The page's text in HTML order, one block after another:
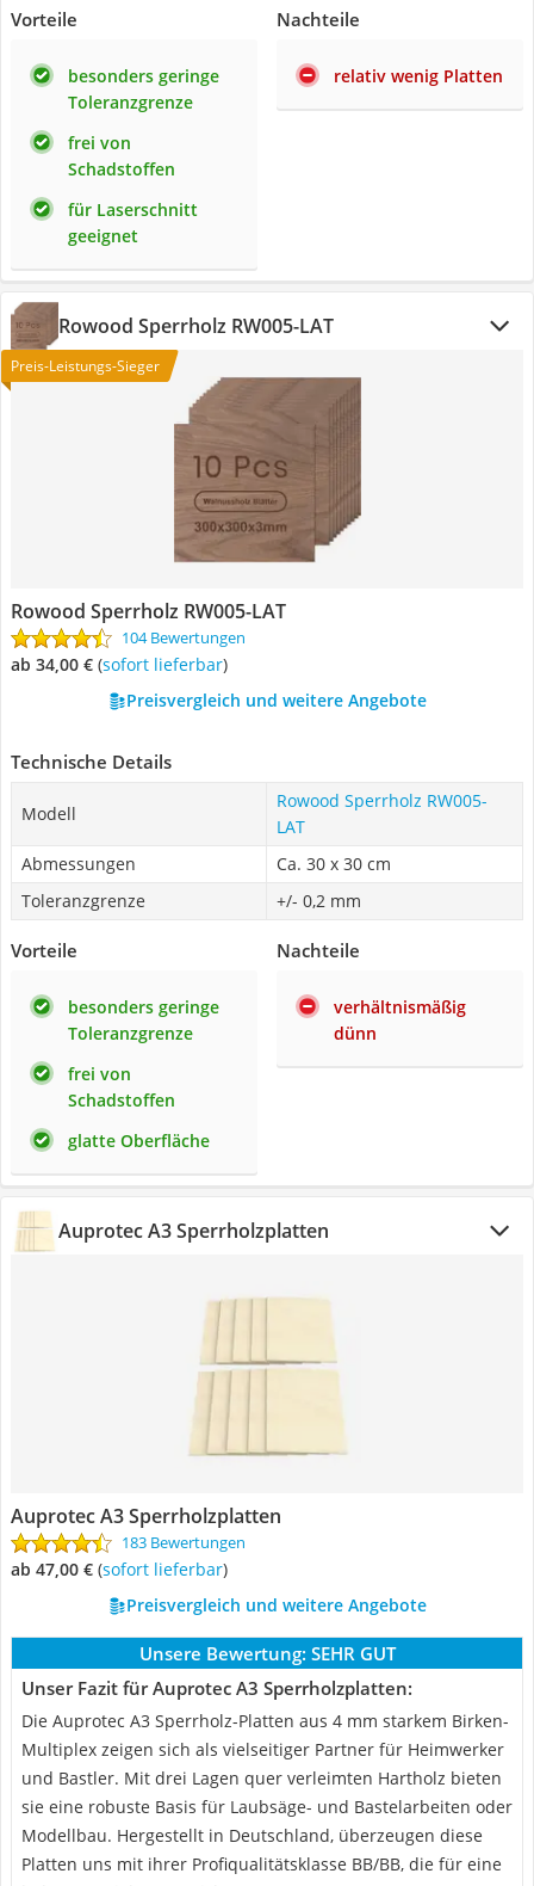
Vorteile
besonders geringe
Toleranzgrenze
frei von
Schadstoffen
für Laserschnitt
geeignet
Nachteile
relativ wenig Platten
Rowood Sperrholz RW005-LAT
Preis-Leistungs-Sieger
Rowood Sperrholz RW005-LAT
104 Bewertungen
ab 34,00 € ( Sofort lieferbar)
Preisvergleich und weitere Angebote
Technische Details
Modell
Rowood Sperrholz RW005-
LAT
Abmessungen
Ca. 30 x 30 cm
Toleranzgrenze
+/- 0,2 mm
Vorteile
besonders geringe
Toleranzgrenze
frei von
Schadstoffen
glatte Oberfläche
Nachteile
verhältnismäßig
dünn
Auprotec A3 Sperrholzplatten
Auprotec A3 Sperrholzplatten
183 Bewertungen
ab 47,00 € ( Sofort lieferbar)
Preisvergleich und weitere Angebote
Unsere Bewertung: SEHR GUT
Unser Fazit für Auprotec A3 Sperrholzplatten:
Die Auprotec A3 Sperrholz-Platten aus 4 mm starkem Birken-
Multiplex zeigen sich als vielseitiger Partner für Heimwerker
und Bastler. Mit drei Lagen quer verleimten Hartholz bieten
sie eine robuste Basis für Laubsäge- und Bastelarbeiten oder
Modellbau. Hergestellt in Deutschland, überzeugen diese
Platten uns mit ihrer Profiqualitätsklasse BB/BB, die für eine